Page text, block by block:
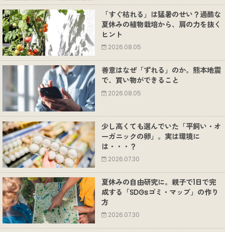
「すぐ枯れる」は猛暑のせい？過酷な
夏休みの植物栽培から、肩の力を抜く
ヒント
2026.08.05
善意はなぜ「ずれる」のか。熊本地震
で、買い物ができること
2026.08.05
少し高くても選んでいた「平飼い・オ
ーガニックの卵」。実は環境に
は・・・？
2026.07.30
夏休みの自由研究に。親子で1日で完
成する「SDGsゴミ・マップ」の作り
方
2026.07.30